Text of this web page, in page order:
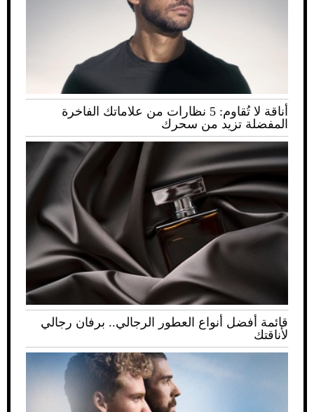
أناقة لا تُقاوم: 5 نظارات من علاماتك الفاخرة
المفضلة تزيد من سحرك
قائمة أفضل أنواع العطور الرجالي.. برفان رجالي
لأناقتك